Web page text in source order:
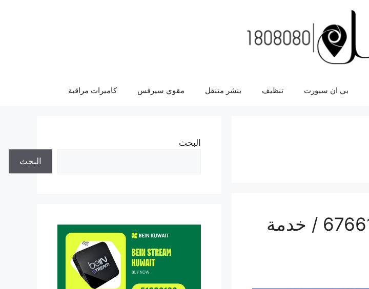
بي ان سبورت تنظيف بنشر متنقل مقوي سيرفس كاميرات مراقبة
غسيل سيارات متنقل الرابية / 67661662 / خدمة
البحث
البحث